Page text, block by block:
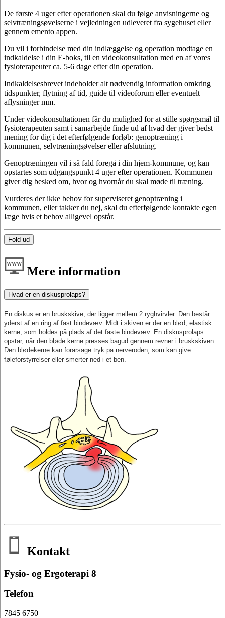
De første 4 uger efter operationen skal du følge anvisningerne og
selvtræningsøvelserne i vejledningen udleveret fra sygehuset eller
gennem emento appen.
Du vil i forbindelse med din indlæggelse og operation modtage en
indkaldelse i din E-boks, til en videokonsultation med en af vores
fysioterapeuter ca. 5-6 dage efter din operation.
Indkaldelsesbrevet indeholder alt nødvendig information omkring
tidspunkter, flytning af tid, guide til videoforum eller eventuelt
aflysninger mm.
Under videokonsultationen får du mulighed for at stille spørgsmål til
fysioterapeuten samt i samarbejde finde ud af hvad der giver bedst
mening for dig i det efterfølgende forløb: genoptræning i
kommunen, selvtræningsøvelser eller afslutning.
Genoptræningen vil i så fald foregå i din hjem-kommune, og kan
opstartes som udgangspunkt 4 uger efter operationen. Kommunen
giver dig besked om, hvor og hvornår du skal møde til træning.
Vurderes der ikke behov for superviseret genoptræning i
kommunen, eller takker du nej, skal du efterfølgende kontakte egen
læge hvis et behov alligevel opstår.
Fold ud
Mere information
Hvad er en diskusprolaps?
En diskus er en bruskskive, der ligger mellem 2 ryghvirvler. Den består
yderst af en ring af fast bindevæv. Midt i skiven er der en blød, elastisk
kerne, som holdes på plads af det faste bindevæv. En diskusprolaps
opstår, når den bløde kerne presses bagud gennem revner i bruskskiven.
Den blødekerne kan forårsage tryk på nerveroden, som kan give
føleforstyrrelser eller smerter ned i et ben.
Kontakt
Fysio- og Ergoterapi 8
Telefon
7845 6750